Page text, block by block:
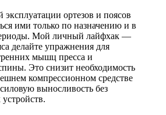
ортезов и поясов
ими только по назначению и в
Мой личный лайфхак —
делайте упражнения для
мышц пресса и
Это снизит необходимость
компрессионном средстве
выносливость без